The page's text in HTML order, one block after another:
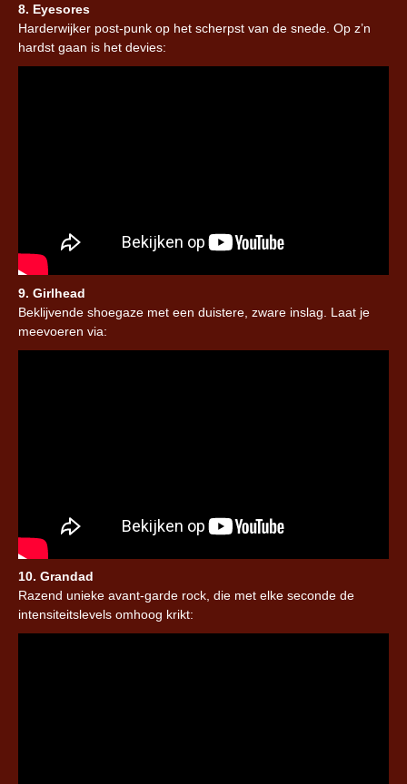
8. Eyesores
Harderwijker post-punk op het scherpst van de snede. Op z’n
hardst gaan is het devies:
9. Girlhead
Beklijvende shoegaze met een duistere, zware inslag. Laat je
meevoeren via:
10. Grandad
Razend unieke avant-garde rock, die met elke seconde de
intensiteitslevels omhoog krikt: